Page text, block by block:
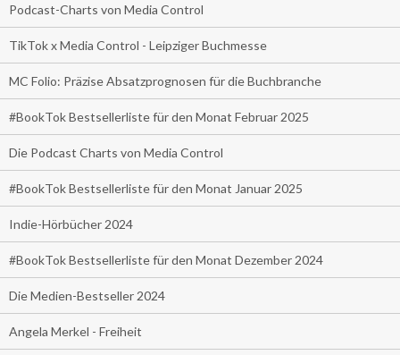
Podcast-Charts von Media Control
TikTok x Media Control - Leipziger Buchmesse
MC Folio: Präzise Absatzprognosen für die Buchbranche
#BookTok Bestsellerliste für den Monat Februar 2025
Die Podcast Charts von Media Control
#BookTok Bestsellerliste für den Monat Januar 2025
Indie-Hörbücher 2024
#BookTok Bestsellerliste für den Monat Dezember 2024
Die Medien-Bestseller 2024
Angela Merkel - Freiheit